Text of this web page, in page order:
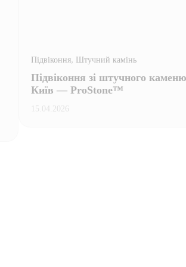
Підвіконня, Штучний камінь
Підвіконня зі штучного каменю
Київ — ProStone™
15.04.2026